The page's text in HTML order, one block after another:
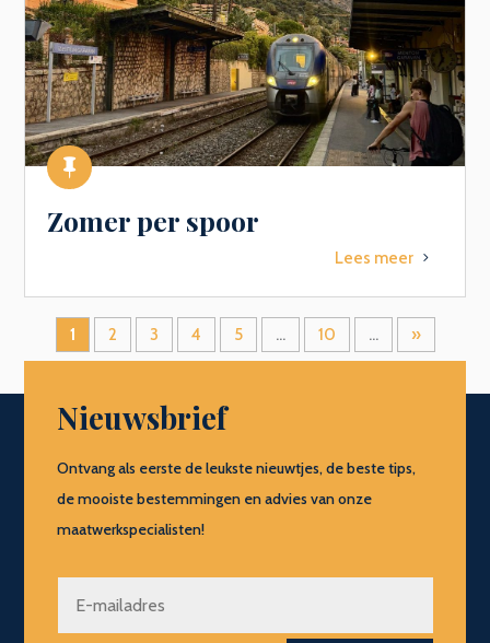

Zomer per spoor
Lees meer 5
1 2 3 4 5 ... 10 ... »
Nieuwsbrief
Ontvang als eerste de leukste nieuwtjes, de beste tips,
de mooiste bestemmingen en advies van onze
maatwerkspecialisten!